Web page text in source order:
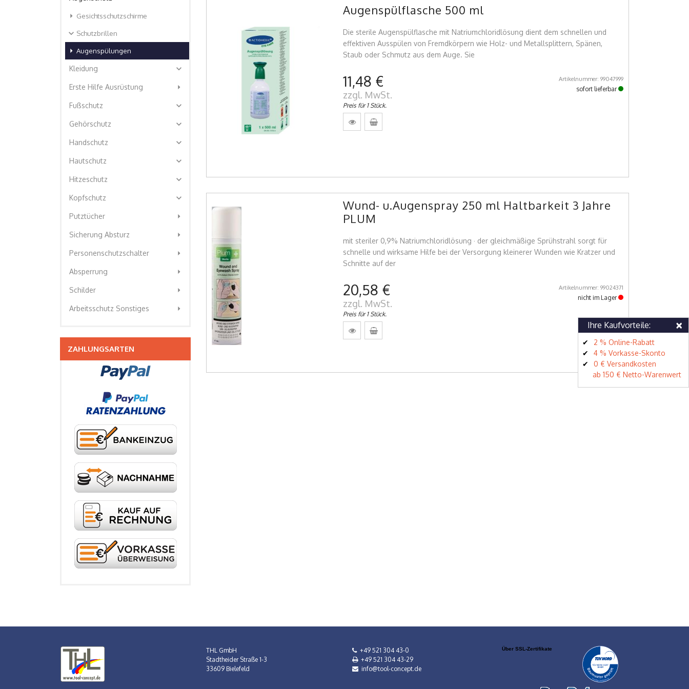
Gesichtsschutzschirme
arrow_right
Schutzbrillen
expand_more
Augenspülungen
arrow_right
Kleidung expand_more
Erste Hilfe Ausrüstung arrow_right
Fußschutz expand_more
Gehörschutz expand_more
Handschutz expand_more
Hautschutz expand_more
Hitzeschutz expand_more
Kopfschutz expand_more
Putztücher arrow_right
Sicherung Absturz arrow_right
Personenschutzschalter arrow_right
Absperrung arrow_right
Schilder arrow_right
Arbeitsschutz Sonstiges arrow_right
ZAHLUNGSARTEN
Augenspülflasche 500 ml
Die sterile Augenspülflasche mit Natriumchloridlösung dient dem schnellen und
effektiven Ausspülen von Fremdkörpern wie Holz- und Metallsplittern, Spänen,
Staub oder Schmutz aus dem Auge. Sie
11,48 €
zzgl. MwSt.
Preis für 1 Stück.
Artikelnummer: 99047999
sofort lieferbar
Wund- u.Augenspray 250 ml Haltbarkeit 3 Jahre
PLUM
mit steriler 0,9% Natriumchloridlösung · der gleichmäßige Sprühstrahl sorgt für
schnelle und wirksame Hilfe bei der Versorgung kleinerer Wunden wie Kratzer und
Schnitte auf der
20,58 €
zzgl. MwSt.
Preis für 1 Stück.
Artikelnummer: 99024371
nicht im Lager
THL GmbH
Stadtheider Straße 1-3
33609 Bielefeld
+49 521 304 43-0
+49 521 304 43-29
info@tool-concept.de
Über SSL-Zertifikate
Ihre Kaufvorteile: ×
2 % Online-Rabatt
4 % Vorkasse-Skonto
0 € Versandkosten
ab 150 € Netto-Warenwert